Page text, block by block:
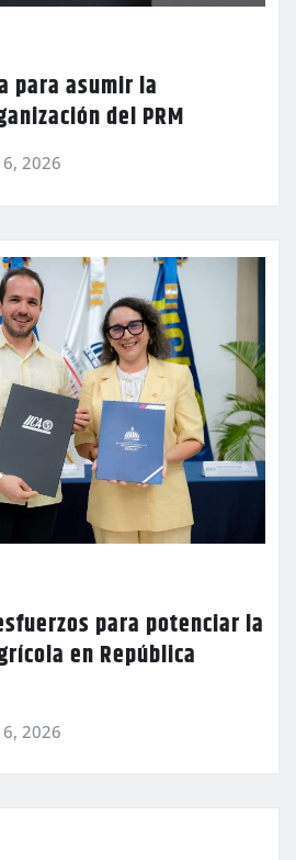
para asumir la
del PRM
2026
para potenciar la
en República
2026